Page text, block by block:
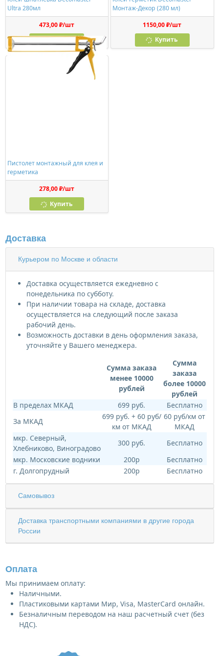
Ultra 280мл
473,00 ₽/шт
Купить
Монтаж-Декор (280 мл)
1150,00 ₽/шт
Купить
Пистолет монтажный для клея и
герметика
278,00 ₽/шт
Купить
Доставка
Курьером по Москве и области
Доставка осуществляется ежедневно с
понедельника по субботу.
При наличии товара на складе, доставка
осуществляется на следующий после заказа
рабочий день.
Возможность доставки в день оформления заказа,
уточняйте у Вашего менеджера.
Сумма заказа
менее 10000
рублей
Сумма
заказа
более 10000
рублей
В пределах МКАД
699 руб.
Бесплатно
За МКАД
699 руб. + 60 руб/
км от МКАД
60 руб/км от
МКАД
мкр. Северный,
Хлебниково, Виноградово
300 руб.
Бесплатно
мкр. Московские водники
200р
Бесплатно
г. Долгопрудный
200р Бесплатно
Самовывоз
Доставка транспортными компаниями в другие города
России
Оплата
Мы принимаем оплату:
Наличными.
Пластиковыми картами Мир, Visa, MasterCard онлайн.
Безналичным переводом на наш расчетный счет (без
НДС).